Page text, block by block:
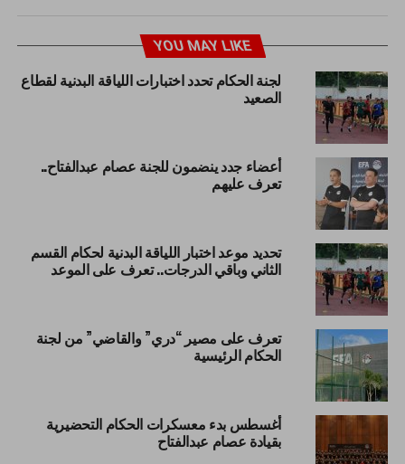
YOU MAY LIKE
لجنة الحكام تحدد اختبارات اللياقة البدنية لقطاع
الصعيد
أعضاء جدد ينضمون للجنة عصام عبدالفتاح..
تعرف عليهم
تحديد موعد اختبار اللياقة البدنية لحكام القسم
الثاني وباقي الدرجات.. تعرف على الموعد
تعرف على مصير “دري” والقاضي” من لجنة
الحكام الرئيسية
أغسطس بدء معسكرات الحكام التحضيرية
بقيادة عصام عبدالفتاح